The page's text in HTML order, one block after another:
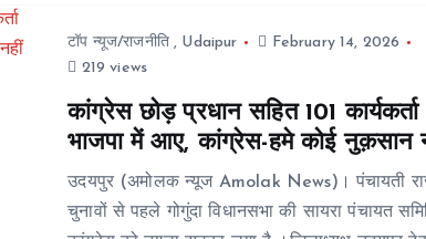
टॉप न्यूज/राजनीति, Udaipur
February 14, 2026
219 views
कांग्रेस छोड़ प्रधान सहित 101 कार्यकर्ता
भाजपा में आए, कांग्रेस-हमे कोई नुक़सान
उदयपुर (अमोलक न्यूज Amolak News)। पंचायती
चुनावों से पहले गोगुंदा विधानसभा की सायरा पंचायत